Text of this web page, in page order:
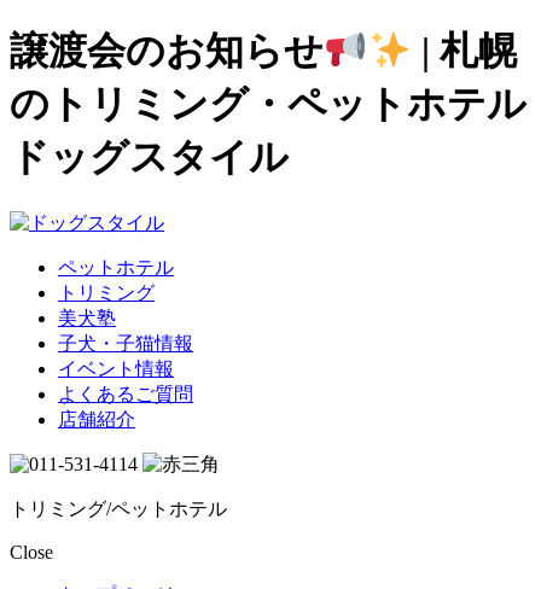
譲渡会のお知らせ
| 札幌
のトリミング・ペットホテル
ドッグスタイル
ペットホテル
トリミング
美犬塾
子犬・子猫情報
イベント情報
よくあるご質問
店舗紹介
トリミング/ペットホテル
Close